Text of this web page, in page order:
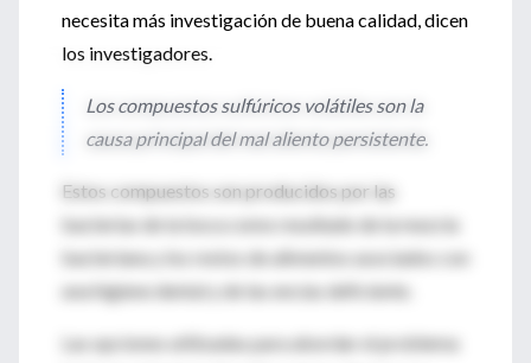
necesita más investigación de buena calidad, dicen
los investigadores.
Los compuestos sulfúricos volátiles son la
causa principal del mal aliento persistente.
Estos compuestos son producidos por las
bacterias de la boca como resultado de la mezcla
bacteriana y los restos de alimentos asociados con
una higiene dental y de las encías deficiente.
Las opciones utilizadas para abordar el problema